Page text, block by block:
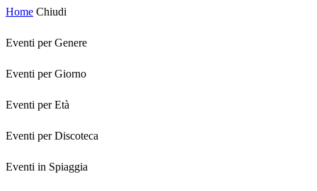
Home Chiudi
Eventi per Genere
Eventi per Giorno
Eventi per Età
Eventi per Discoteca
Eventi in Spiaggia